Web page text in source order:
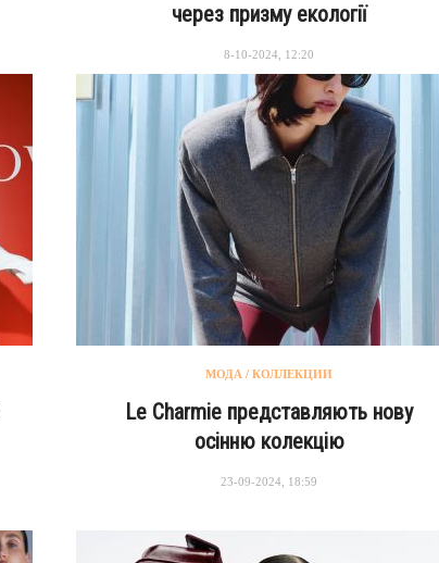
через призму екології
8-10-2024, 12:20
МОДА / КОЛЛЕКЦИИ
Le Charmie представляють нову
осінню колекцію
23-09-2024, 18:59